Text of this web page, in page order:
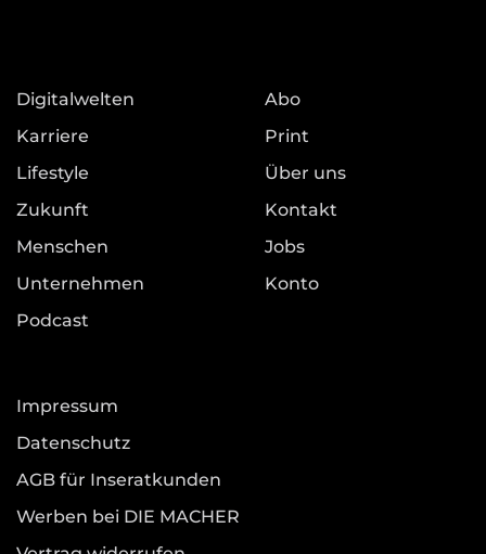
Digitalwelten
Karriere
Lifestyle
Zukunft
Menschen
Unternehmen
Podcast
Abo
Print
Über uns
Kontakt
Jobs
Konto
Impressum
Datenschutz
AGB für Inseratkunden
Werben bei DIE MACHER